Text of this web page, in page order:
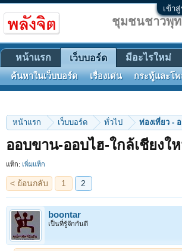
เข้า
หน้าแรก เว็บบอร์ด ทั่วไป ท่องเที่ยว -
ออบขาน-ออบไฮ-ใกล้เชียงใ
แท็ก: เพิ่มแท็ก
< ย้อนกลับ 1 2
boontar
เป็นที่รู้จักกันดี
ชุมชนชาวพุ
หน้าแรก เว็บบอร์ด
ค้นหาในเว็บบอร์ด เรื่องเด่น กระทู้และโ
มีอะไรใหม่